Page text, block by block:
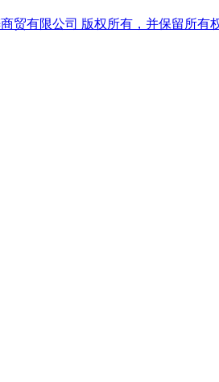
贸有限公司 版权所有，并保留所有